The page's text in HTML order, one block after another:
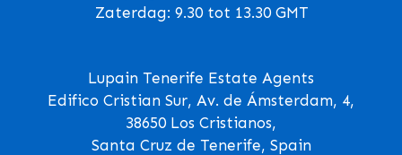
Zaterdag: 9.30 tot 13.30 GMT
Lupain Tenerife Estate Agents
Edifico Cristian Sur, Av. de Ámsterdam, 4,
38650 Los Cristianos,
Santa Cruz de Tenerife, Spain